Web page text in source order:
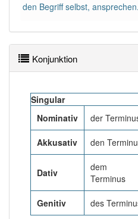
Wörter mit Endung -terminus
94% unserer Spielapp-
korrekt erraten.
den Begriff selbst, ansprechen.
Konjunktion
Singular
Nominativ
der
Akkusativ den
Dativ
dem
Terminus
Genitiv des